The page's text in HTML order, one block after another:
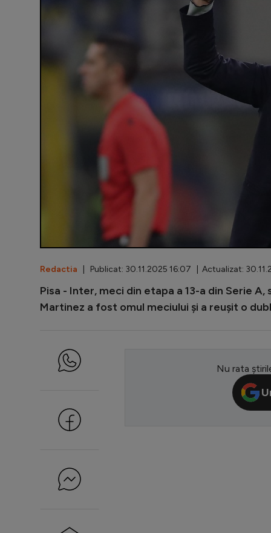
Redactia | Publicat: 30.11.2025 16:07 | Actualizat:
Pisa - Inter, meci din etapa a 13-a din Serie
Martinez a fost omul meciului și a reușit o
Nu rata